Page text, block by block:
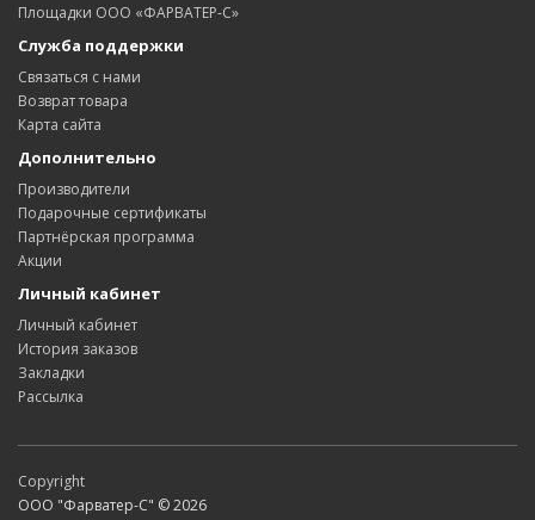
Площадки ООО «ФАРВАТЕР-С»
Служба поддержки
Связаться с нами
Возврат товара
Карта сайта
Дополнительно
Производители
Подарочные сертификаты
Партнёрская программа
Акции
Личный кабинет
Личный кабинет
История заказов
Закладки
Рассылка
Copyright
ООО "Фарватер-С" © 2026